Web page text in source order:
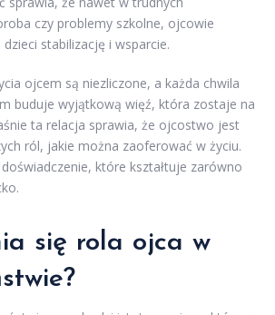
czy problemy szkolne, ojcowie
stabilizację i wsparcie.
ojcem są niezliczone, a każda chwila
buduje wyjątkową więź, która zostaje na
ta relacja sprawia, że ojcostwo jest
ról, jakie można zaoferować w życiu.
które kształtuje zarówno
się rola ojca w